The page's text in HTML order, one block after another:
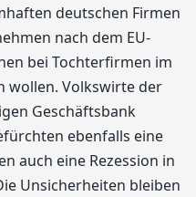
deutschen Firmen
nach dem EU-
bei Tochterfirmen im
wollen. Volkswirte der
Geschäftsbank
ebenfalls eine
auch eine Rezession in
Unsicherheiten bleiben